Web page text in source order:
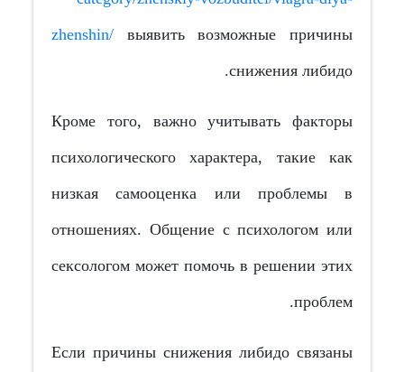
zhenshin/ выявить возможные причины
снижения либидо.
Кроме того, важно учитывать факторы
психологического характера, такие как
низкая самооценка или проблемы в
отношениях. Общение с психологом или
сексологом может помочь в решении этих
проблем.
Если причины снижения либидо связаны